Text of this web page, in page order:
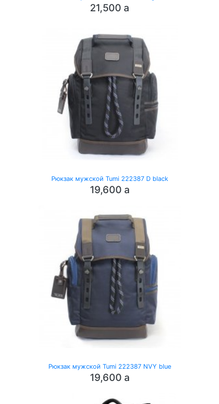
21,500 a
Рюкзак мужской Tumi 222387 D black
19,600 a
Рюкзак мужской Tumi 222387 NVY blue
19,600 a